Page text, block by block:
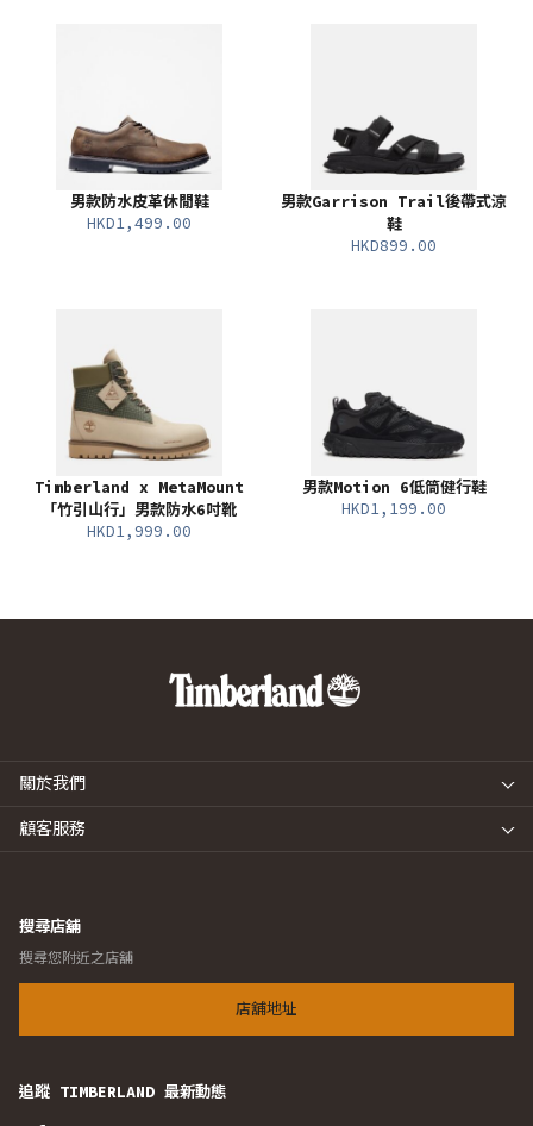
男款防水皮革休閒鞋
HKD1,499.00
男款Garrison Trail後帶式涼
鞋
HKD899.00
Timberland x MetaMount
「竹引山行」男款防水6吋靴
HKD1,999.00
男款Motion 6低筒健行鞋
HKD1,199.00
關於我們
顧客服務
搜尋店舖
搜尋您附近之店舖
店舖地址
追蹤 TIMBERLAND 最新動態